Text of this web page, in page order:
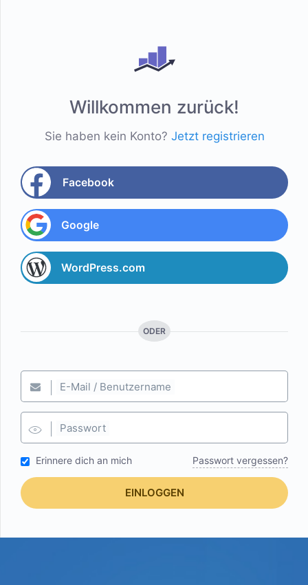
Willkommen zurück!
Sie haben kein Konto? Jetzt registrieren
Facebook
Google
WordPress.com
ODER
E-Mail / Benutzername
Passwort
Erinnere dich an mich Passwort vergessen?
EINLOGGEN